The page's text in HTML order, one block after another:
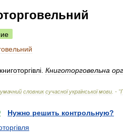
книготоргівлі. Книготорговельна
словник сучасної української мови . - "
Нужно решить контрольную?